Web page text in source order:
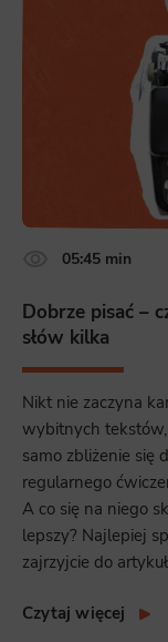
05:45 min
Dobrze pisać –
słów kilka
Nikt nie zaczyna
wybitnych tekstów,
samo zbliżenie się
regularnego
A co się na niego
lepszy? Najlepiej
zajrzyjcie do
Czytaj więcej